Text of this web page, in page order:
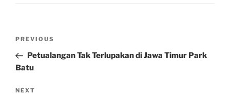
Previous
Post
PREVIOUS
Petualangan Tak Terlupakan di Jawa Timur Park
Batu
Next
NEXT